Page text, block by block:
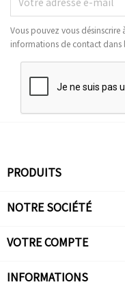
Vous pouvez vous
informations de contact
PRODUITS
NOTRE SOCIÉTÉ
VOTRE COMPTE
INFORMATIONS